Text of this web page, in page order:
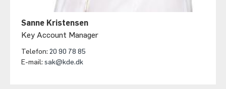
Sanne Kristensen
Key Account Manager
Telefon: 20 90 78 85
E-mail: sak@kde.dk